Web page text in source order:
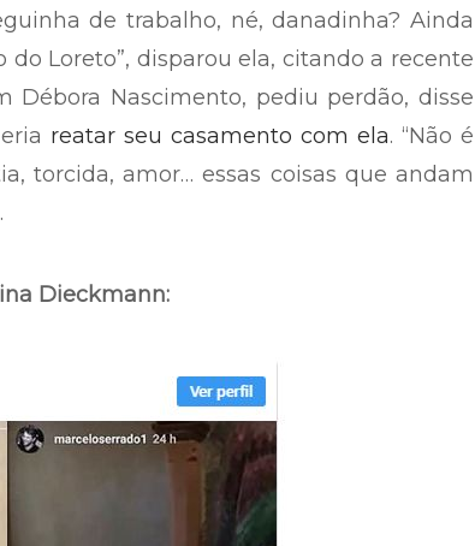
de trabalho, né, danadinha? Ainda
Loreto”, disparou ela, citando a recente
Nascimento, pediu perdão, disse
reatar seu casamento com ela. “Não é
torcida, amor… essas coisas que andam
Dieckmann: